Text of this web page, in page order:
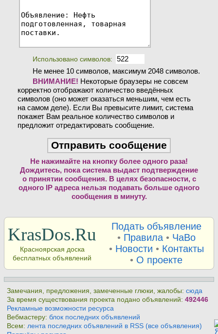
Использовано символов:
Не менее 10 символов, максимум 2048 символов.
ВНИМАНИЕ! Некоторые браузеры не совсем
корректно отображают количество введённых
символов (оно может оказаться меньшим, чем есть
на самом деле). Если Вы превысите лимит, система
покажет Вам реальное количество символов и
предложит отредактировать сообщение.
Не нажимайте на кнопку более одного раза!
Дождитесь, пока система выдаст подтверждение
о принятии сообщения. В целях безопасности, с
одного IP адреса нельзя подавать больше одного
сообщения в минуту.
KrasDos.Ru
Красноярская доска
бесплатных объявлений
Подать объявление
• Правила• ЧаВо
• Новости • Контакты
• О проекте
Замечания, предложения, замеченные глюки, жалобы:сюда
За время существования проекта подано объявлений:492446
Рекламные возможности ресурса
Вебмастеру:блок последних объявлений
Всем:лента последних объявлений в RSS (все объявления)